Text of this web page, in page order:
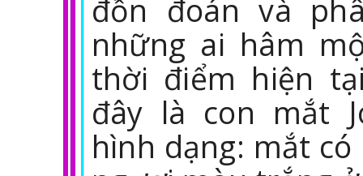
đồn đoán và
những ai hâm
thời điểm hiện
đây là con mắt
hình dạng: mắt